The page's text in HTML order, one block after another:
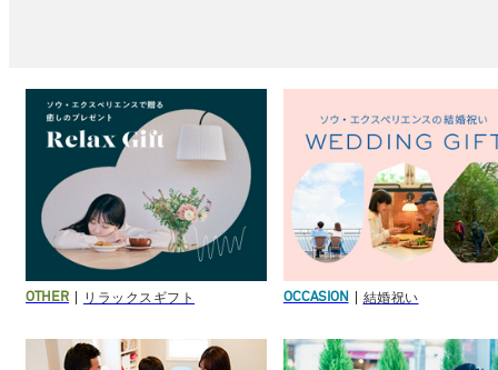
OTHER リラックスギフト OCCASION 結婚祝い